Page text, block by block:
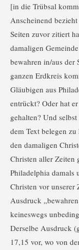
[in die Trübsal
Anscheinend
Seiten zuvor zitiert
damaligen
bewahren in/aus der
ganzen Erdkreis
Gläubigen aus
entrückt? Oder hat
gehalten? Und
dem Text belegen
den damaligen
Christen aller Zeiten
Philadelphia damals
Christen vor unserer
Ausdruck
keineswegs
Derselbe Ausdruck
17,15 vor, wo von